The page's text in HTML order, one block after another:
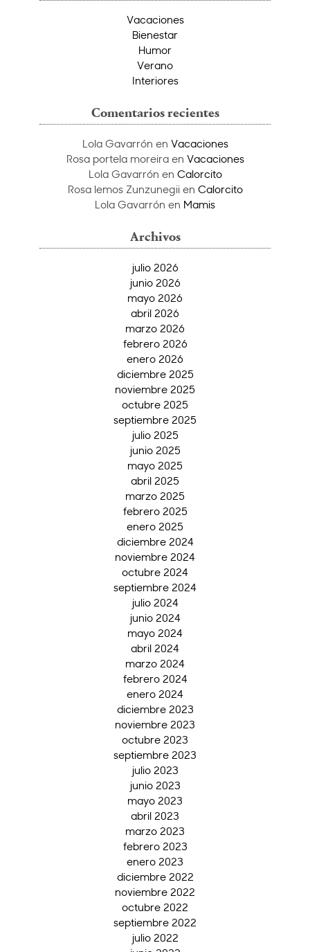
Vacaciones
Bienestar
Humor
Verano
Interiores
Comentarios recientes
Lola Gavarrón en Vacaciones
Rosa portela moreiraen Vacaciones
Lola Gavarrón en Calorcito
Rosa lemos Zunzunegiien Calorcito
Lola Gavarrón en Mamis
Archivos
julio 2026
junio 2026
mayo 2026
abril 2026
marzo 2026
febrero 2026
enero 2026
diciembre 2025
noviembre 2025
octubre 2025
septiembre 2025
julio 2025
junio 2025
mayo 2025
abril 2025
marzo 2025
febrero 2025
enero 2025
diciembre 2024
noviembre 2024
octubre 2024
septiembre 2024
julio 2024
junio 2024
mayo 2024
abril 2024
marzo 2024
febrero 2024
enero 2024
diciembre 2023
noviembre 2023
octubre 2023
septiembre 2023
julio 2023
junio 2023
mayo 2023
abril 2023
marzo 2023
febrero 2023
enero 2023
diciembre 2022
noviembre 2022
octubre 2022
septiembre 2022
julio 2022